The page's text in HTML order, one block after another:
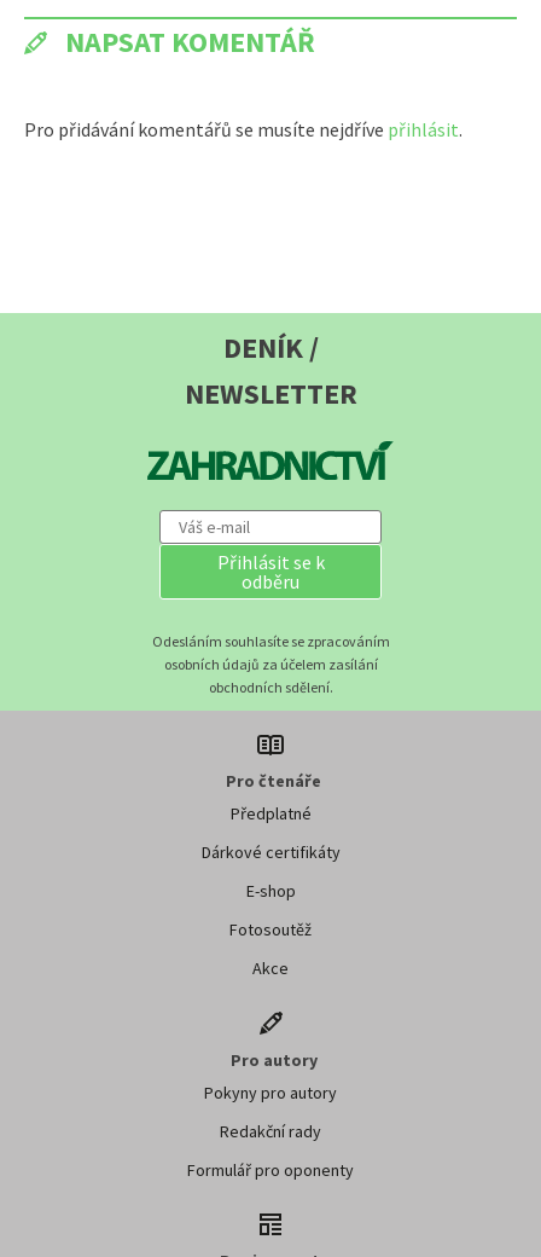
NAPSAT KOMENTÁŘ
Pro přidávání komentářů se musíte nejdříve přihlásit.
DENÍK /
NEWSLETTER
Přihlásit se k
odběru
Odesláním souhlasíte se zpracováním
osobních údajů za účelem zasílání
obchodních sdělení.
Pro čtenáře
Předplatné
Dárkové certifikáty
E-shop
Fotosoutěž
Akce
Pro autory
Pokyny pro autory
Redakční rady
Formulář pro oponenty